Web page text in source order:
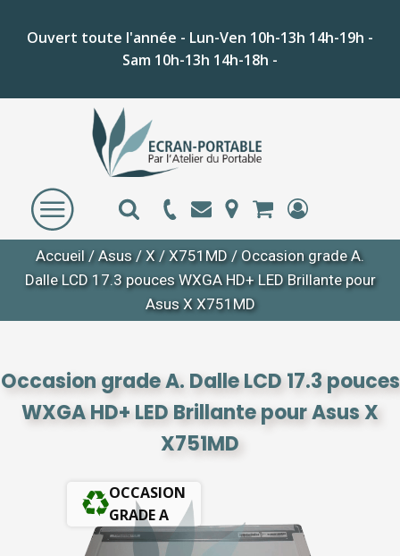
Ouvert toute l'année - Lun-Ven 10h-13h 14h-19h -
Sam 10h-13h 14h-18h -
Accueil/ Asus/ X / X751MD / Occasion grade A.
Dalle LCD 17.3 pouces WXGA HD+ LED Brillante pour
Asus X X751MD
Occasion grade A. Dalle LCD 17.3 pouces
WXGA HD+ LED Brillante pour Asus X
X751MD
OCCASION
GRADE A